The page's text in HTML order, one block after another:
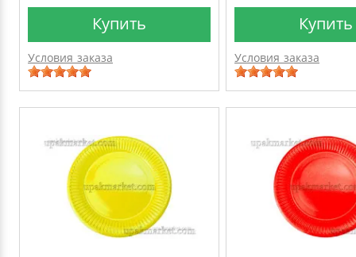
Купить
Условия заказа
Купить
Условия заказа